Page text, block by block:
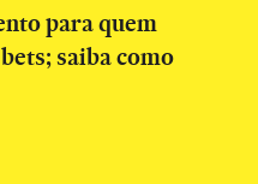
para quem
saiba como